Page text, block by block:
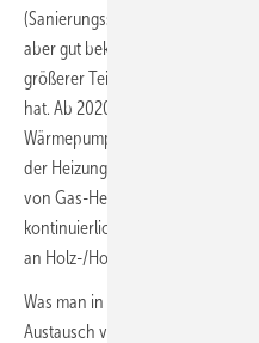
(Sanierungsstau-Phase; keine
aber gut bekannt (Erhebungen
größerer Teil der Gas-Heizungen
hat. Ab 2020 (Corona-Pandemie)
Wärmepumpen vorher im
der Heizungsbranche, werden sie
von Gas-Heizungen steigt zwar
kontinuierlich Marktanteile an die
an Holz-/Holzpellet-Heizungen
Was man in der Grafik nicht
Austausch von Gas- und Öl-